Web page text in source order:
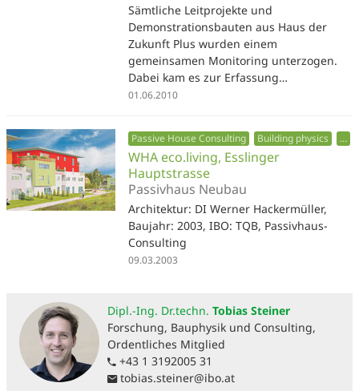
Sämtliche Leitprojekte und
Demonstrationsbauten aus Haus der
Zukunft Plus wurden einem
gemeinsamen Monitoring unterzogen.
Dabei kam es zur Erfassung…
01.06.2010
Passive House Consulting Building physics ...
WHA eco.living, Esslinger
Hauptstrasse
Passivhaus Neubau
Architektur: DI Werner Hackermüller,
Baujahr: 2003, IBO: TQB, Passivhaus-
Consulting
09.03.2003
Dipl.-Ing. Dr.techn. Tobias Steiner
Forschung, Bauphysik und Consulting,
Ordentliches Mitglied
+43 1 3192005 31
tobias.steiner@ibo.at